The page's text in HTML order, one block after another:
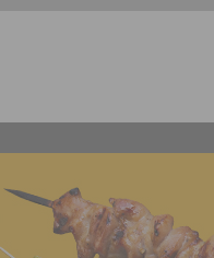
sdělení
v Praze.
let, nebo